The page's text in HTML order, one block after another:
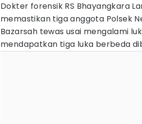
Dokter forensik RS Bhayangkara
memastikan tiga anggota Polsek
Bazarsah tewas usai mengalami
mendapatkan tiga luka berbeda